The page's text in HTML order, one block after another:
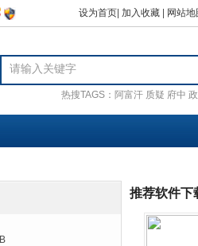
设为首页 加入收藏 网站地
热搜TAGS： 阿富汗 质疑 府中
推荐软件下